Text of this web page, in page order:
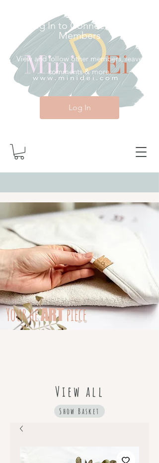
Log In to Connect With
Members
View and follow other members, leave
comments & more.
Log In
YourheARTpiece
View all
Show Basket